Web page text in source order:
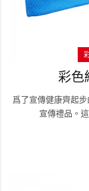
彩色
爲了宣傳健康齊起
宣傳禮品。